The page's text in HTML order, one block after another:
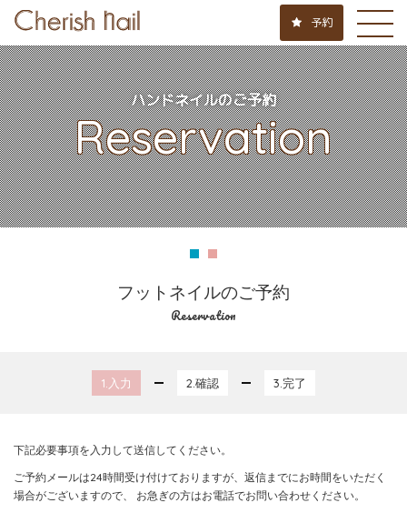
予約
ハンドネイルのご予約
Reservation
フットネイルのご予約
Reservation
1.入力 2.確認 3.完了
下記必要事項を入力して送信してください。
ご予約メールは24時間受け付けておりますが、返信までにお時間をいただく
場合がございますので、
お急ぎの方はお電話でお問い合わせください。